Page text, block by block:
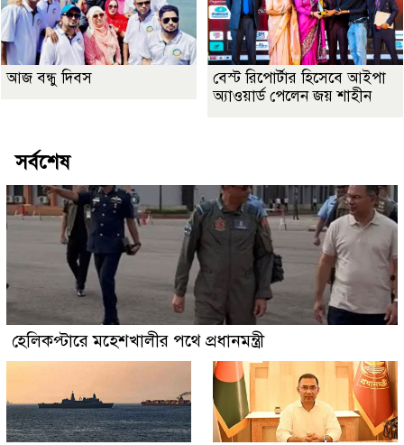
আজ বন্ধু দিবস
বেস্ট রিপোর্টার হিসেবে আইপা
অ্যাওয়ার্ড পেলেন জয় শাহীন
সর্বশেষ
হেলিকপ্টারে মহেশখালীর পথে প্রধানমন্ত্রী